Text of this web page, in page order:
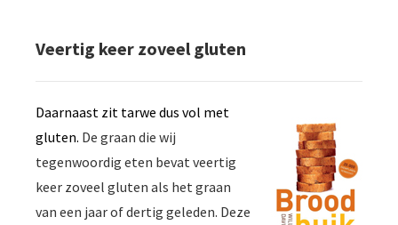
Veertig keer zoveel gluten
Daarnaast zit tarwe dus vol met
gluten. De graan die wij
tegenwoordig eten bevat veertig
keer zoveel gluten als het graan
van een jaar of dertig geleden. Deze